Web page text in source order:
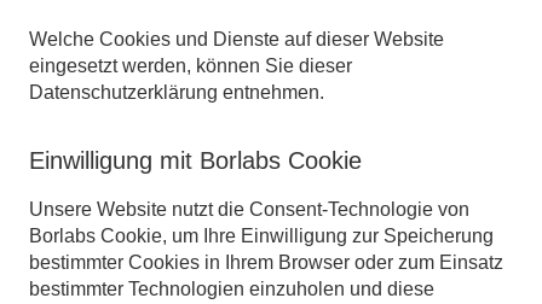
Welche Cookies und Dienste auf dieser Website
eingesetzt werden, können Sie dieser
Datenschutzerklärung entnehmen.
Einwilligung mit Borlabs Cookie
Unsere Website nutzt die Consent-Technologie von
Borlabs Cookie, um Ihre Einwilligung zur Speicherung
bestimmter Cookies in Ihrem Browser oder zum Einsatz
bestimmter Technologien einzuholen und diese